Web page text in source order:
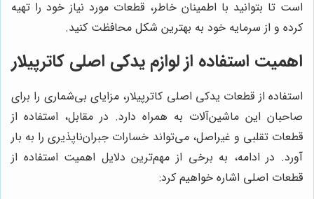
است تا بتوانید با اطمینان خاطر، قطعات مورد نیاز خود را تهیه
کرده و از سرمایه خود به بهترین شکل محافظت کنید.
اهمیت استفاده از لوازم یدکی اصلی کاترپیلار
استفاده از قطعات یدکی اصلی کاترپیلار، مزایای بی‌شماری را برای
صاحبان این ماشین‌آلات به همراه دارد. در مقابل، استفاده از
قطعات تقلبی و غیراصل، می‌تواند خسارات جبران‌ناپذیری را به بار
آورد. در ادامه، به برخی از مهم‌ترین دلایل اهمیت استفاده از
قطعات اصلی اشاره خواهیم کرد: